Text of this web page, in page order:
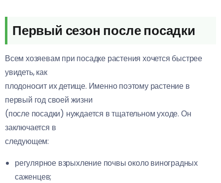
Первый сезон после посадки
Всем хозяевам при посадке растения хочется быстрее
увидеть, как
плодоносит их детище. Именно поэтому растение в
первый год своей жизни
(после посадки) нуждается в тщательном уходе. Он
заключается в
следующем:
регулярное взрыхление почвы около виноградных
саженцев;